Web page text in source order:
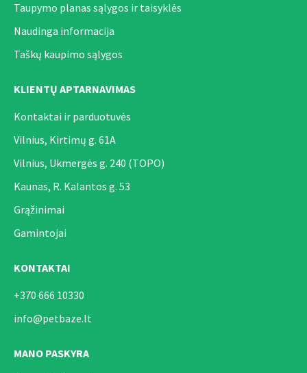
Taupymo planas sąlygos ir taisyklės
Naudinga informacija
Taškų kaupimo sąlygos
KLIENTŲ APTARNAVIMAS
Kontaktai ir parduotuvės
Vilnius, Kirtimų g. 61A
Vilnius, Ukmergės g. 240 (TOPO)
Kaunas, R. Kalantos g. 53
Grąžinimai
Gamintojai
KONTAKTAI
+370 666 10330
info@petbaze.lt
MANO PASKYRA